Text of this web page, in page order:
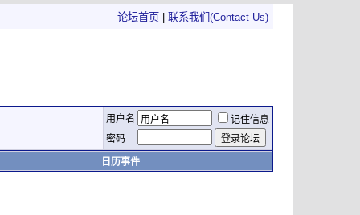
论坛首页 联系我们(Contact Us)
用户名
记住信息
密码
日历事件